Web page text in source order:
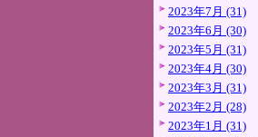
2023年7月 (31)
2023年6月 (30)
2023年5月 (31)
2023年4月 (30)
2023年3月 (31)
2023年2月 (28)
2023年1月 (31)